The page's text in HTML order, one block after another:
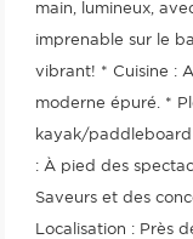
main, lumineux,
imprenable sur le
vibrant! * Cuisine :
moderne épuré. *
kayak/paddleboard
: À pied des
Saveurs et des
Localisation : Près